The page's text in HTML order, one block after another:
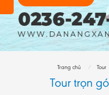
Trang chủ Tour
Tour trọn